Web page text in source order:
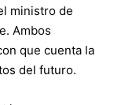
ministro de
Ambos
que cuenta la
del futuro.